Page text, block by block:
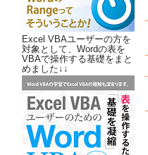
Excel VBAユーザーの方を
対象として、Wordの表を
VBAで操作する基礎をまと
めました↓↓